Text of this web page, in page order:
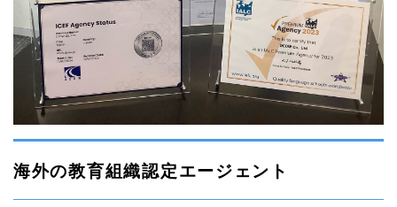
海外の教育組織認定エージェント